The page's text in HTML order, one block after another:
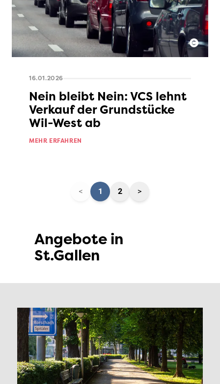
16.01.2026
Nein bleibt Nein: VCS lehnt
Verkauf der Grundstücke
Wil-West ab
MEHR ERFAHREN
< 1 2 >
Angebote in
St.Gallen